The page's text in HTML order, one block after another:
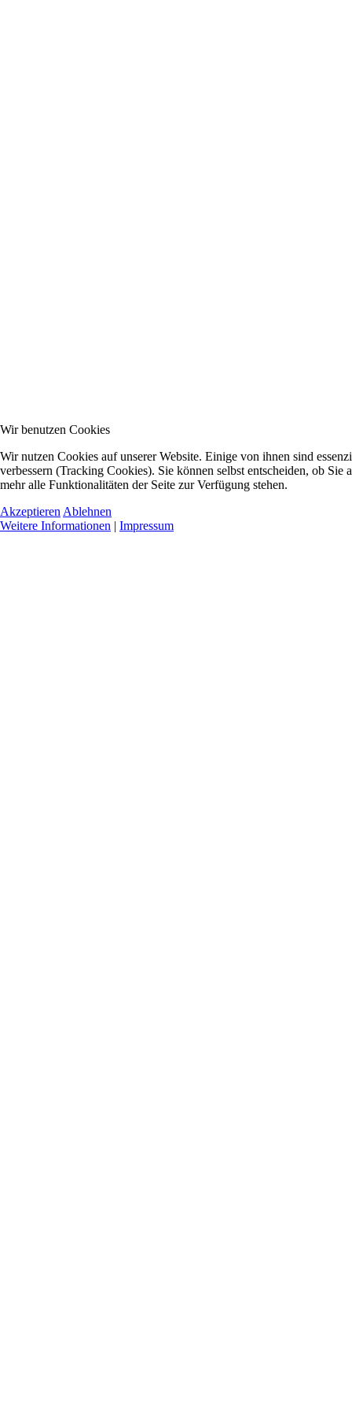
Wir benutzen Cookies
Wir nutzen Cookies auf unserer Website. Einige von ihnen sind
verbessern (Tracking Cookies). Sie können selbst entscheiden, ob
mehr alle Funktionalitäten der Seite zur Verfügung stehen.
Akzeptieren Ablehnen
Weitere Informationen | Impressum